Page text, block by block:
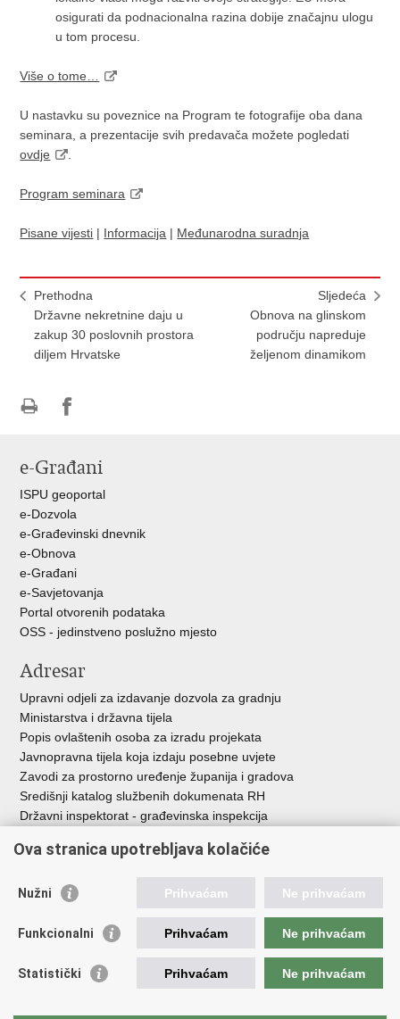
osigurati da podnacionalna razina dobije značajnu ulogu
u tom procesu.
Više o tome…
U nastavku su poveznice na Program te fotografije oba dana
seminara, a prezentacije svih predavača možete pogledati
ovdje
.
Program seminara
Pisane vijesti | Informacija | Međunarodna suradnja
Prethodna
Državne nekretnine daju u
zakup 30 poslovnih prostora
diljem Hrvatske
Sljedeća
Obnova na glinskom
području napreduje
željenom dinamikom
FacebookuTwitteru
e-Građani
ISPU geoportal
e-Dozvola
e-Građevinski dnevnik
e-Obnova
e-Građani
e-Savjetovanja
Portal otvorenih podataka
OSS - jedinstveno poslužno mjesto
Adresar
Upravni odjeli za izdavanje dozvola za gradnju
Ministarstva i državna tijela
Popis ovlaštenih osoba za izradu projekata
Javnopravna tijela koja izdaju posebne uvjete
Zavodi za prostorno uređenje županija i gradova
Središnji katalog službenih dokumenata RH
Državni inspektorat - građevinska inspekcija
Vlada Republike Hrvatske
Zavod za prostorni razvoj
Agencija za pravni promet i posredovanje nekretninama
Fond za zaštitu okoliša i energetsku učinkovitost
Ova stranica upotrebljava kolačiće
Nužni Prihvaćam Ne prihvaćam
Funkcionalni Prihvaćam Ne prihvaćam
Statistički Prihvaćam Ne prihvaćam